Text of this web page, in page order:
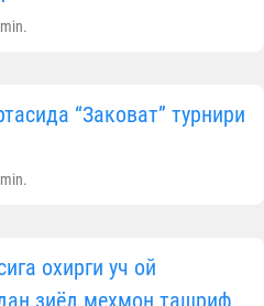
“Заковат” турнири
охирги уч ой